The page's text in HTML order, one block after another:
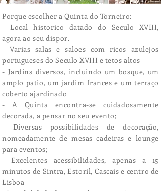
Porque escolher a Quinta do Torneiro:
- Local historico datado do Seculo XVIII,
agora ao seu dispor.
- Varias salas e saloes com ricos azulejos
portugueses do Seculo XVIII e tetos altos
- Jardins diversos, incluindo um bosque, um
amplo patio, um jardim frances e um terraço
coberto ajardinado
- A Quinta encontra-se cuidadosamente
decorada, a pensar no seu evento;
- Diversas possibilidades de decoração,
nomeadamente de mesas cadeiras e lounge
para eventos;
- Excelentes acessibilidades, apenas a 15
minutos de Sintra, Estoril, Cascais e centro de
Lisboa